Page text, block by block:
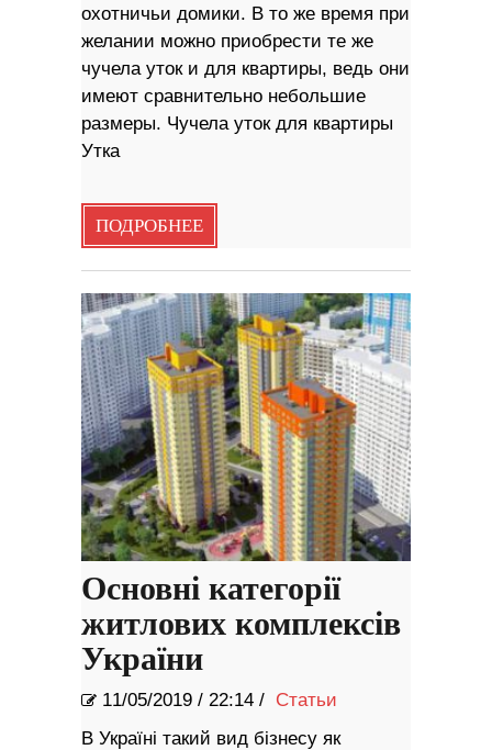
охотничьи домики. В то же время при
желании можно приобрести те же
чучела уток и для квартиры, ведь они
имеют сравнительно небольшие
размеры. Чучела уток для квартиры
Утка
ПОДРОБНЕЕ
Основні категорії
житлових комплексів
України
11/05/2019 / 22:14 / Статьи
В Україні такий вид бізнесу як